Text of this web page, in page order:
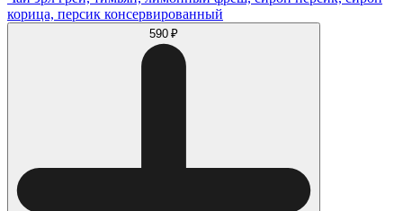
корица, персик консервированный
590 ₽